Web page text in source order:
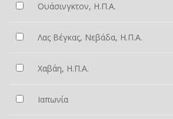
Ουάσινγκτον, Η.Π.Α.
Λας Βέγκας, Νεβάδα, Η.Π.Α.
Χαβάη, Η.Π.Α.
Ιαπωνία